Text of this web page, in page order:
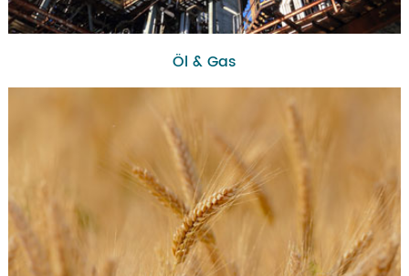
Öl & Gas